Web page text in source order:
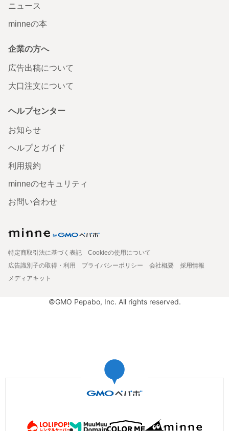
ニュース
minneの本
企業の方へ
広告出稿について
大口注文について
ヘルプセンター
お知らせ
ヘルプとガイド
利用規約
minneのセキュリティ
お問い合わせ
特定商取引法に基づく表記
Cookieの使用について
広告識別子の取得・利用
プライバシーポリシー 会社概要
採用情報
メディアキット
©GMO Pepabo, Inc. All rights reserved.